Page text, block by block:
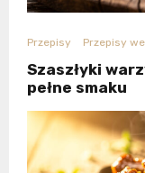
Przepisy Przepisy
Szaszłyki
pełne smaku